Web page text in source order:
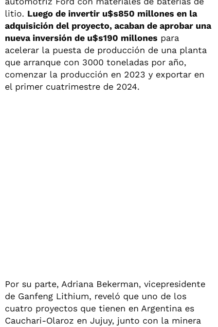
litio. Luego de invertir u$s850 millones en la
adquisición del proyecto, acaban de aprobar una
nueva inversión de u$s190 millones para
acelerar la puesta de producción de una planta
que arranque con 3000 toneladas por año,
comenzar la producción en 2023 y exportar en
el primer cuatrimestre de 2024.
Por su parte, Adriana Bekerman, vicepresidente
de Ganfeng Lithium, reveló que uno de los
cuatro proyectos que tienen en Argentina es
Cauchari-Olaroz en Jujuy, junto con la minera